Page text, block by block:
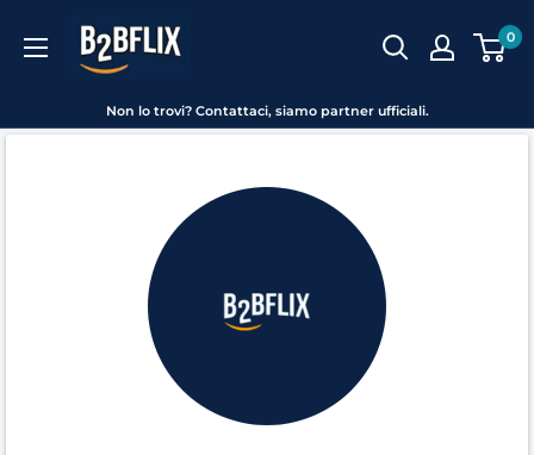
B2BFLIX 0
Non lo trovi? Contattaci, siamo partner ufficiali.